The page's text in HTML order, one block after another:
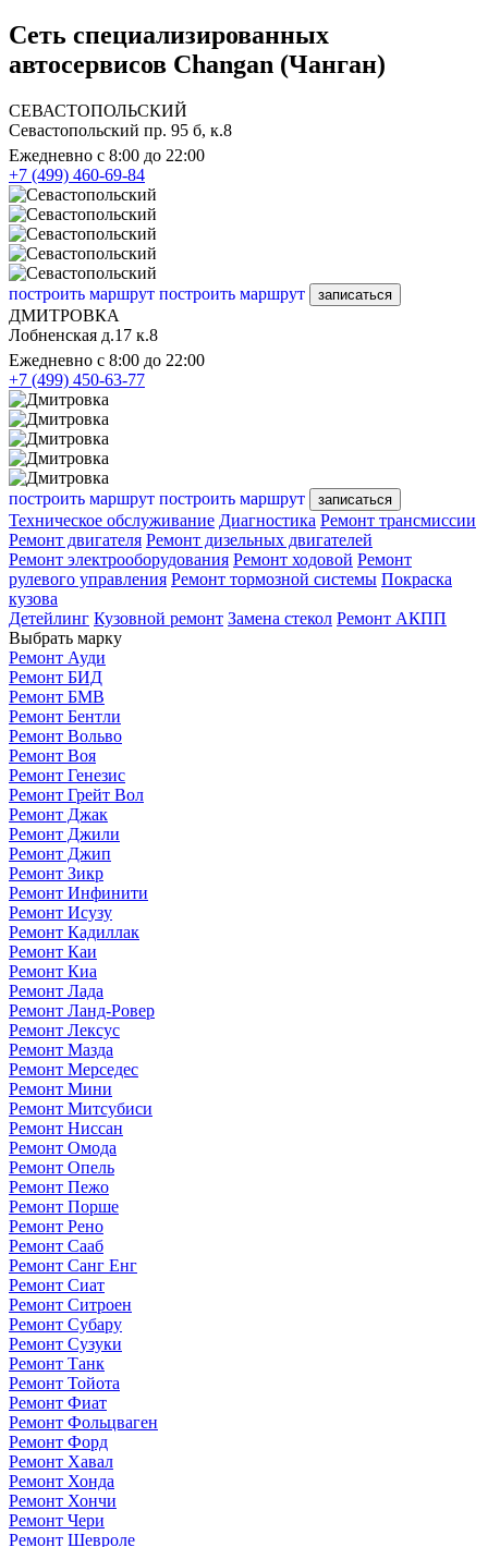
Сеть специализированных
автосервисов Changan (Чанган)
СЕВАСТОПОЛЬСКИЙ
Севастопольский пр. 95 б, к.8
Ежедневно с 8:00 до 22:00
+7 (499) 460-69-84
построить маршрут построить маршрут записаться
ДМИТРОВКА
Лобненская д.17 к.8
Ежедневно с 8:00 до 22:00
+7 (499) 450-63-77
построить маршрут построить маршрут записаться
Техническое обслуживание Диагностика Ремонт трансмиссии
Ремонт двигателя Ремонт дизельных двигателей
Ремонт электрооборудования Ремонт ходовой Ремонт
рулевого управления Ремонт тормозной системы Покраска
кузова
Детейлинг Кузовной ремонт Замена стекол Ремонт АКПП
Выбрать марку
Ремонт Ауди
Ремонт БИД
Ремонт БМВ
Ремонт Бентли
Ремонт Вольво
Ремонт Воя
Ремонт Генезис
Ремонт Грейт Вол
Ремонт Джак
Ремонт Джили
Ремонт Джип
Ремонт Зикр
Ремонт Инфинити
Ремонт Исузу
Ремонт Кадиллак
Ремонт Каи
Ремонт Киа
Ремонт Лада
Ремонт Ланд-Ровер
Ремонт Лексус
Ремонт Мазда
Ремонт Мерседес
Ремонт Мини
Ремонт Митсубиси
Ремонт Ниссан
Ремонт Омода
Ремонт Опель
Ремонт Пежо
Ремонт Порше
Ремонт Рено
Ремонт Сааб
Ремонт Санг Енг
Ремонт Сиат
Ремонт Ситроен
Ремонт Субару
Ремонт Сузуки
Ремонт Танк
Ремонт Тойота
Ремонт Фиат
Ремонт Фольцваген
Ремонт Форд
Ремонт Хавал
Ремонт Хонда
Ремонт Хончи
Ремонт Чери
Ремонт Шевроле